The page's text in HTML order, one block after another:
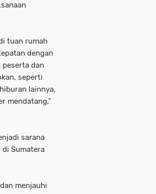
tuan rumah
dengan
peserta dan
seperti
lainnya,
mendatang,”
sarana
Sumatera
menjauhi